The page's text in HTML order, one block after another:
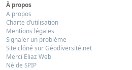
À propos
A propos
Charte d’utilisation
Mentions légales
Signaler un problème
Site clôné sur Géodiversité.net
Merci Eliaz Web
Né de SPIP